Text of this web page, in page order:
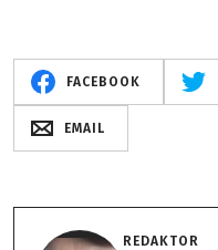
FACEBOOK
EMAIL
REDAKTOR